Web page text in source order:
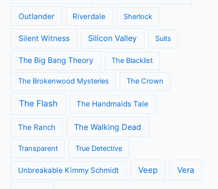
Outlander Riverdale Sherlock
Silent Witness Silicon Valley Suits
The Big Bang Theory The Blacklist
The Brokenwood Mysteries The Crown
The Flash The Handmaids Tale
The Ranch The Walking Dead
Transparent True Detective
Unbreakable Kimmy Schmidt Veep Vera